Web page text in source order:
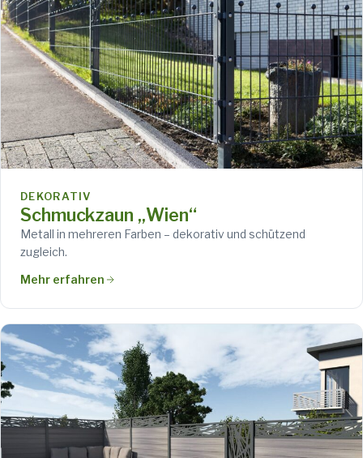
DEKORATIV
Schmuckzaun „Wien“
Metall in mehreren Farben – dekorativ und schützend
zugleich.
Mehr erfahren